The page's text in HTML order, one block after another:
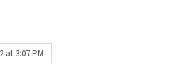
at 3:07 PM